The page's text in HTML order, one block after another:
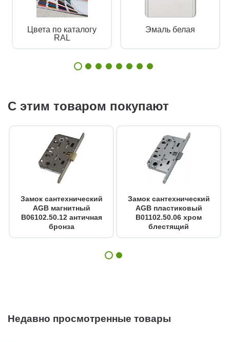
Цвета по каталогу
RAL
Эмаль белая
С этим товаром покупают
Замок сантехнический
AGB магнитный
B06102.50.12 античная
бронза
Замок сантехнический
AGB пластиковый
B01102.50.06 хром
блестящий
Недавно просмотренные товары